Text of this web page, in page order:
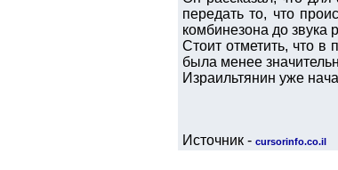
передать то, что
комбинезона до звука
Стоит отметить, что
была менее
Израильтянин уже
Источник - cursorinfo.co.il